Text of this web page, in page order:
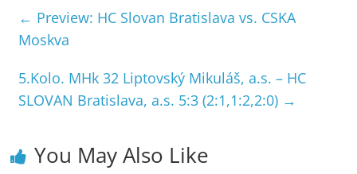
← Preview: HC Slovan Bratislava vs. CSKA
Moskva
5.Kolo. MHk 32 Liptovský Mikuláš, a.s. – HC
SLOVAN Bratislava, a.s. 5:3 (2:1,1:2,2:0) →
You May Also Like